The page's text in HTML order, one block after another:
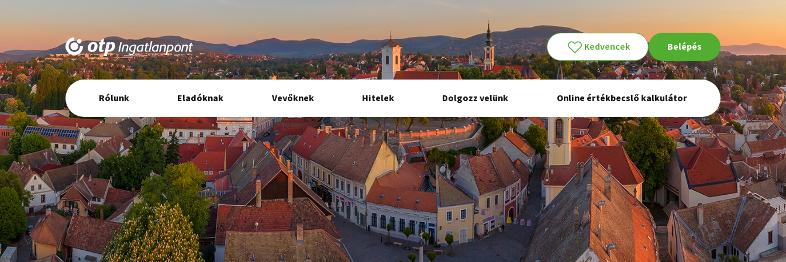
Kedvencek Belépés
Elsődleges
navigáció
Rólunk Eladóknak Vevőknek Hitelek Dolgozz velünk Online értékbecslő kalkulátor